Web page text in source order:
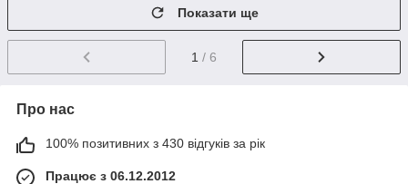
Показати ще
1 / 6
Про нас
100% позитивних з 430 відгуків за рік
Працює з 06.12.2012